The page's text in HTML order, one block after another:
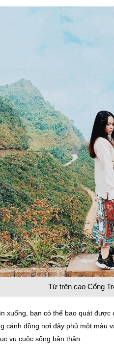
Từ trên cao Cổng
xuống, bạn có thể bao quát
cánh đồng nơi đây phủ một màu
vụ cuộc sống bản thân.